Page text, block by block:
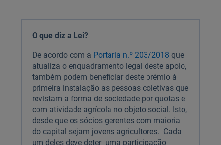
O que diz a Lei?
De acordo com a Portaria n.º 203/2018 que
atualiza o enquadramento legal deste apoio,
também podem beneficiar deste prémio à
primeira instalação as pessoas coletivas que
revistam a forma de sociedade por quotas e
com atividade agrícola no objeto social. Isto,
desde que os sócios gerentes com maioria
do capital sejam jovens agricultores. Cada
um deles deve deter uma participação